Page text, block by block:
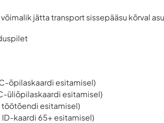
jätta transport sissepääsu kõrval
õpilaskaardi esitamisel)
üliõpilaskaardi esitamisel)
esitamisel)
kaardi 65+ esitamisel)